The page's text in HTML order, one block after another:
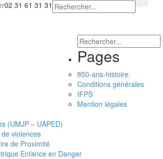
02 31 61 31 31
Pages
850-ans-histoire
Conditions générales
IFPS
Mention légales
(UMJP – UAPED)
violences
de Proximité
Enfance en Danger